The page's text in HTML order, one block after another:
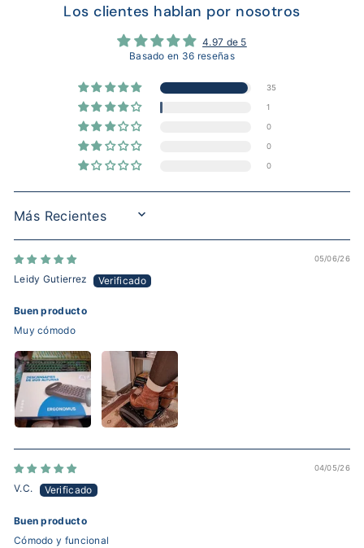
Los clientes hablan por nosotros
4.97 de 5
Basado en 36 reseñas
35
1
0
0
0
SORT BY
05/06/26
Leidy Gutierrez
Buen producto
Muy cómodo
04/05/26
V.C.
Buen producto
Cómodo y funcional